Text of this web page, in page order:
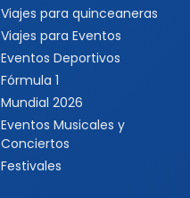
Viajes para quinceaneras
Viajes para Eventos
Eventos Deportivos
Fórmula 1
Mundial 2026
Eventos Musicales y
Conciertos
Festivales